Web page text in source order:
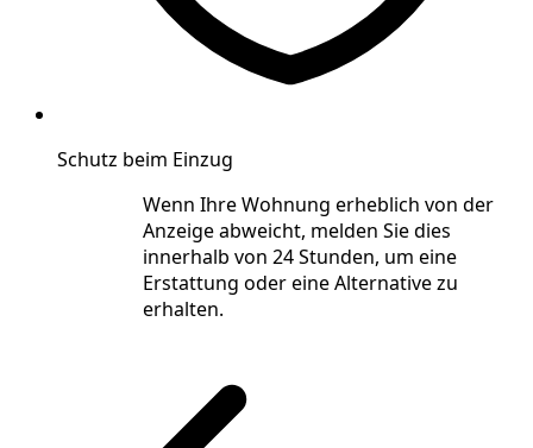
Schutz beim Einzug
Wenn Ihre Wohnung erheblich von der
Anzeige abweicht, melden Sie dies
innerhalb von 24 Stunden, um eine
Erstattung oder eine Alternative zu
erhalten.